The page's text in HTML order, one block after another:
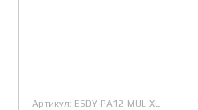
Артикул: ESDY-PA12-MUL-XL